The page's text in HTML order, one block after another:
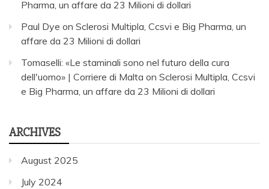
Pharma, un affare da 23 Milioni di dollari
Paul Dye on Sclerosi Multipla, Ccsvi e Big Pharma, un
affare da 23 Milioni di dollari
Tomaselli: «Le staminali sono nel futuro della cura
dell'uomo» | Corriere di Malta on Sclerosi Multipla, Ccsvi
e Big Pharma, un affare da 23 Milioni di dollari
ARCHIVES
August 2025
July 2024